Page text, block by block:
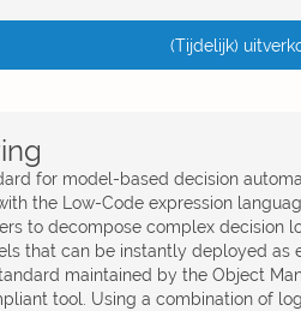
(Tijdelijk)
for model-based decision
the Low-Code expression
to decompose complex decision
that can be instantly deployed as
maintained by the Object
tool. Using a combination of